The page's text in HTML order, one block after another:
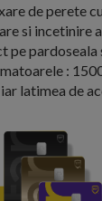
de perete
si incetinire
pe
:
iar latimea de